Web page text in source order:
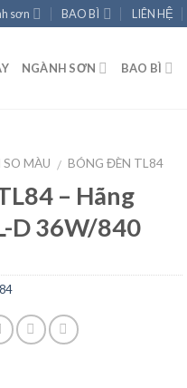
sơn BAO BÌ LIÊN HỆ
NGÀNH SƠN BAO BÌ
MÀU / BÓNG ĐÈN TL84
– Hãng
D 36W/840